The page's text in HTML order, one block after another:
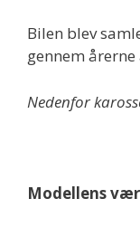
Bilen blev
gennem
Nedenfor
Modellens